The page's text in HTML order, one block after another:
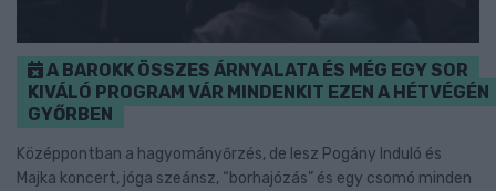
A BAROKK ÖSSZES ÁRNYALATA ÉS MÉG EGY SOR
KIVÁLÓ PROGRAM VÁR MINDENKIT EZEN A HÉTVÉGÉN
GYŐRBEN
Középpontban a hagyományőrzés, de lesz Pogány Induló és
Majka koncert, jóga szeánsz, “borhajózás” és egy csomó minden